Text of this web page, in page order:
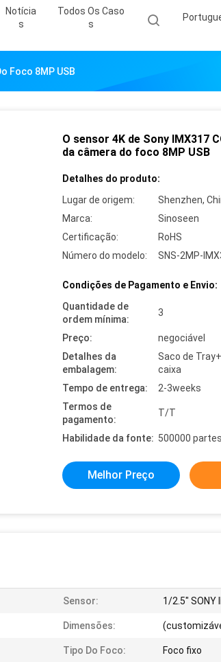
Notícia
S
Todos Os Caso
S
Foco 8MP USB
O sensor 4K de Sony IMX317
da câmera do foco 8MP USB
Detalhes do produto:
Lugar de origem:
Shenzhen,
Marca:
Sinoseen
Certificação:
RoHS
Número do modelo:
SNS-2MP-
Condições de Pagamento e Envio:
Quantidade de
ordem mínima:
3
Preço:
negociável
Detalhes da
embalagem:
Saco de
caixa
Tempo de entrega:
2-3weeks
Termos de
pagamento:
T/T
Habilidade da fonte: 500000
Melhor Preço
Sensor: 1/2.5" SONY
Dimensões:
Tipo Do Foco: Foco fixo